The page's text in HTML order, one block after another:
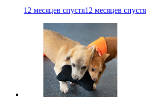
12 месяцев спустя12 месяцев спустя